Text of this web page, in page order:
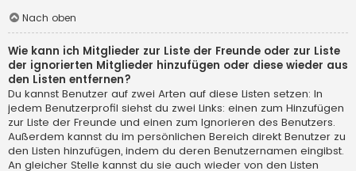
Nach oben
Wie kann ich Mitglieder zur Liste der Freunde oder zur Liste
der ignorierten Mitglieder hinzufügen oder diese wieder aus
den Listen entfernen?
Du kannst Benutzer auf zwei Arten auf diese Listen setzen: In
jedem Benutzerprofil siehst du zwei Links: einen zum Hinzufügen
zur Liste der Freunde und einen zum Ignorieren des Benutzers.
Außerdem kannst du im persönlichen Bereich direkt Benutzer zu
den Listen hinzufügen, indem du deren Benutzernamen eingibst.
An gleicher Stelle kannst du sie auch wieder von den Listen